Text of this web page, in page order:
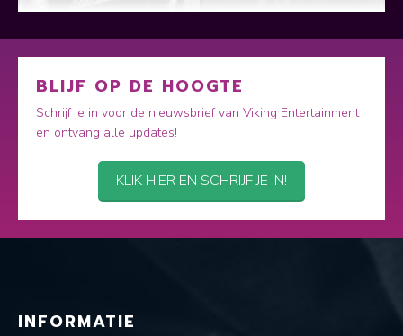
BLIJF OP DE HOOGTE
Schrijf je in voor de nieuwsbrief van Viking Entertainment
en ontvang alle updates!
KLIK HIER EN SCHRIJF JE IN!
INFORMATIE